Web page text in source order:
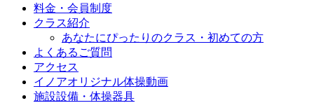
料金・会員制度
クラス紹介
あなたにぴったりのクラス・初めての方
よくあるご質問
アクセス
イノアオリジナル体操動画
施設設備・体操器具